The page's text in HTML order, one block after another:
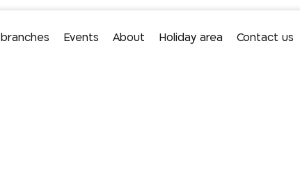
branches Events About Holiday area Contact us